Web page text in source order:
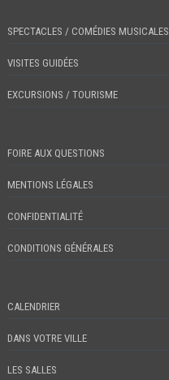
SPECTACLES / COMÉDIES MUSICALES
VISITES GUIDÉES
EXCURSIONS / TOURISME
FOIRE AUX QUESTIONS
MENTIONS LÉGALES
CONFIDENTIALITÉ
CONDITIONS GÉNÉRALES
CALENDRIER
DANS VOTRE VILLE
LES SALLES